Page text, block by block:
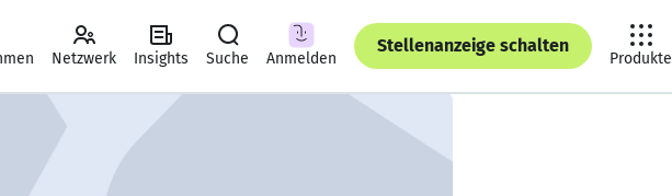
Netzwerk Insights Suche Anmelden
Stellenanzeige schalten
Produkte